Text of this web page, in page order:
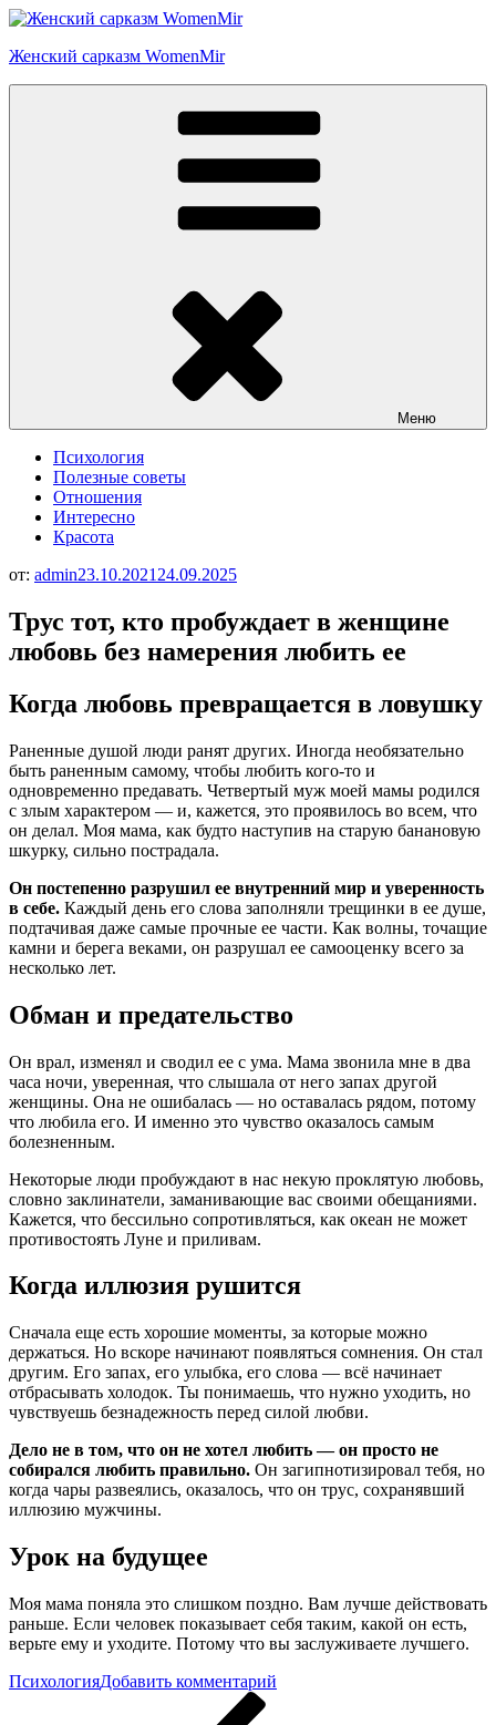
Перейти
содержимому
Женский сарказм WomenMir
Меню
Психология
Полезные советы
Отношения
Интересно
Красота
от: admin23.10.2021 24.09.2025
Трус тот, кто пробуждает в женщине
любовь без намерения любить ее
Когда любовь превращается в ловушку
Раненные душой люди ранят других. Иногда необязательно
быть раненным самому, чтобы любить кого-то и
одновременно предавать. Четвертый муж моей мамы родился
с злым характером — и, кажется, это проявилось во всем, что
он делал. Моя мама, как будто наступив на старую банановую
шкурку, сильно пострадала.
Он постепенно разрушил ее внутренний мир и уверенность
в себе. Каждый день его слова заполняли трещинки в ее душе,
подтачивая даже самые прочные ее части. Как волны, точащие
камни и берега веками, он разрушал ее самооценку всего за
несколько лет.
Обман и предательство
Он врал, изменял и сводил ее с ума. Мама звонила мне в два
часа ночи, уверенная, что слышала от него запах другой
женщины. Она не ошибалась — но оставалась рядом, потому
что любила его. И именно это чувство оказалось самым
болезненным.
Некоторые люди пробуждают в нас некую проклятую любовь,
словно заклинатели, заманивающие вас своими обещаниями.
Кажется, что бессильно сопротивляться, как океан не может
противостоять Луне и приливам.
Когда иллюзия рушится
Сначала еще есть хорошие моменты, за которые можно
держаться. Но вскоре начинают появляться сомнения. Он стал
другим. Его запах, его улыбка, его слова — всё начинает
отбрасывать холодок. Ты понимаешь, что нужно уходить, но
чувствуешь безнадежность перед силой любви.
Дело не в том, что он не хотел любить — он просто не
собирался любить правильно. Он загипнотизировал тебя, но
когда чары развеялись, оказалось, что он трус, сохранявший
иллюзию мужчины.
Урок на будущее
Моя мама поняла это слишком поздно. Вам лучше действовать
раньше. Если человек показывает себя таким, какой он есть,
верьте ему и уходите. Потому что вы заслуживаете лучшего.
ПсихологияДобавить комментарий